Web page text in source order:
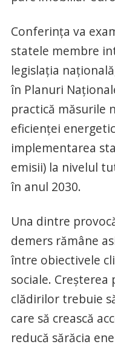
Conferința va
statele membre
legislația
în Planuri
practică măsurile
eficienței
implementarea
emisii) la nivelul
în anul 2030.
Una dintre
demers rămâne
între obiectivele
sociale.
clădirilor trebuie
care să crească
reducă sărăcia